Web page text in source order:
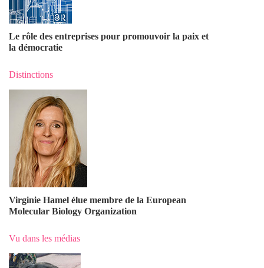
Le rôle des entreprises pour promouvoir la paix et
la démocratie
Distinctions
Virginie Hamel élue membre de la European
Molecular Biology Organization
Vu dans les médias